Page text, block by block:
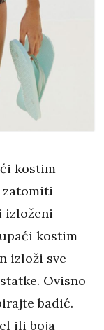
kostim
zatomiti
izloženi
kostim
izloži sve
Ovisno
badić.
ili boja